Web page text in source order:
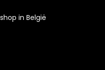
in België